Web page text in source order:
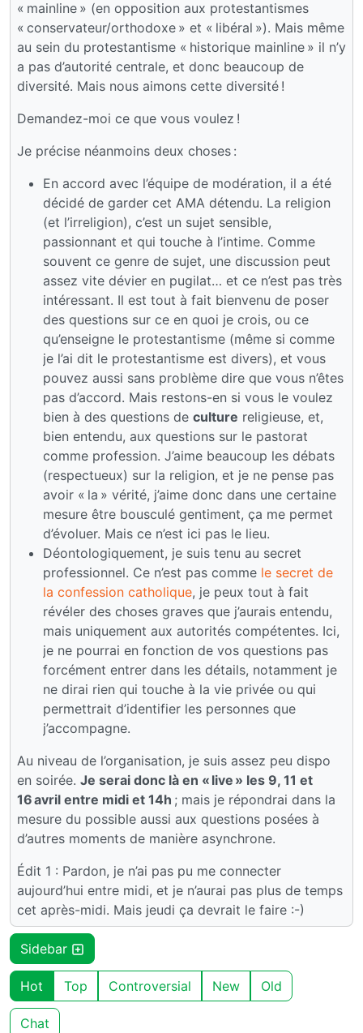
« mainline » (en opposition aux protestantismes
« conservateur/orthodoxe » et « libéral »). Mais même
au sein du protestantisme « historique mainline » il n’y
a pas d’autorité centrale, et donc beaucoup de
diversité. Mais nous aimons cette diversité !
Demandez-moi ce que vous voulez !
Je précise néanmoins deux choses :
En accord avec l’équipe de modération, il a été
décidé de garder cet AMA détendu. La religion
(et l’irreligion), c’est un sujet sensible,
passionnant et qui touche à l’intime. Comme
souvent ce genre de sujet, une discussion peut
assez vite dévier en pugilat… et ce n’est pas très
intéressant. Il est tout à fait bienvenu de poser
des questions sur ce en quoi je crois, ou ce
qu’enseigne le protestantisme (même si comme
je l’ai dit le protestantisme est divers), et vous
pouvez aussi sans problème dire que vous n’êtes
pas d’accord. Mais restons-en si vous le voulez
bien à des questions de culture religieuse, et,
bien entendu, aux questions sur le pastorat
comme profession. J’aime beaucoup les débats
(respectueux) sur la religion, et je ne pense pas
avoir « la » vérité, j’aime donc dans une certaine
mesure être bousculé gentiment, ça me permet
d’évoluer. Mais ce n’est ici pas le lieu.
Déontologiquement, je suis tenu au secret
professionnel. Ce n’est pas comme le secret de
la confession catholique, je peux tout à fait
révéler des choses graves que j’aurais entendu,
mais uniquement aux autorités compétentes. Ici,
je ne pourrai en fonction de vos questions pas
forcément entrer dans les détails, notamment je
ne dirai rien qui touche à la vie privée ou qui
permettrait d’identifier les personnes que
j’accompagne.
Au niveau de l’organisation, je suis assez peu dispo
en soirée. Je serai donc là en « live » les 9, 11 et
16 avril entre midi et 14h ; mais je répondrai dans la
mesure du possible aussi aux questions posées à
d’autres moments de manière asynchrone.
Édit 1 : Pardon, je n’ai pas pu me connecter
aujourd’hui entre midi, et je n’aurai pas plus de temps
cet après-midi. Mais jeudi ça devrait le faire :-)
Sidebar
Hot Top Controversial New Old
Chat